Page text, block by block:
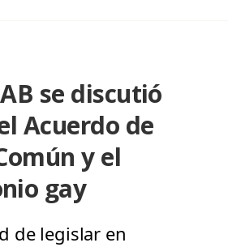
se discutió
Acuerdo de
y el
gay
de legislar en